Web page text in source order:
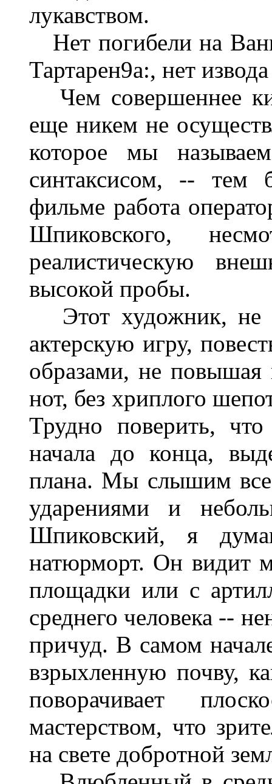
лукавством.
Нет погибели на
Тартарен9а:, нет
Чем совершеннее
еще никем не
которое мы
синтаксисом, -- тем
фильме работа
Шпиковского,
реалистическую
высокой пробы.
Этот художник, не
актерскую игру,
образами, не повышая
нот, без хриплого
Трудно поверить,
начала до конца,
плана. Мы слышим все
ударениями и
Шпиковский, я
натюрморт. Он видит
площадки или с
среднего человека --
причуд. В самом
взрыхленную почву,
поворачивает
мастерством, что
на свете добротной